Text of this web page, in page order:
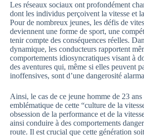
Les réseaux sociaux ont profondément
dont les individus perçoivent la vitesse et
Pour de nombreux jeunes, les défis de
deviennent une forme de sport, une
tenir compte des conséquences réelles.
dynamique, les conducteurs rapportent
comportements idiosyncratiques visant à
des aventures qui, même si elles peuvent
inoffensives, sont d’une dangerosité
Ainsi, le cas de ce jeune homme de 23
emblématique de cette “culture de la
obsession de la performance et de la
ainsi conduire à des comportements
route. Il est crucial que cette génération